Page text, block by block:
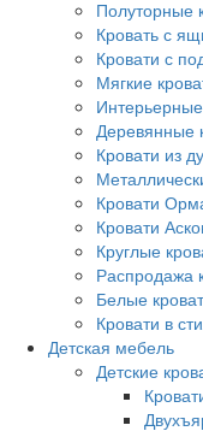
Полуторные
Кровать с
Кровати с
Мягкие
Деревянные
Кровати из
Кровати
Кровати
Круглые
Распродажа
Белые
Кровати в
Детская мебель
Детские